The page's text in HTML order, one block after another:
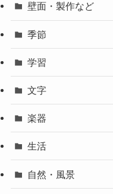
壁面・製作など
季節
学習
文字
楽器
生活
自然・風景